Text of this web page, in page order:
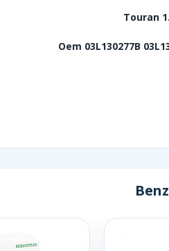
Touran
Oem 03L130277B